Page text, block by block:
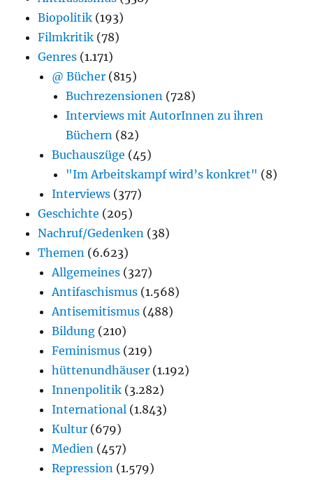
Biopolitik (193)
Filmkritik (78)
Genres (1.171)
@ Bücher (815)
Buchrezensionen (728)
Interviews mit AutorInnen zu ihren
Büchern (82)
Buchauszüge (45)
"Im Arbeitskampf wird’s konkret" (8)
Interviews (377)
Geschichte (205)
Nachruf/Gedenken (38)
Themen (6.623)
Allgemeines (327)
Antifaschismus (1.568)
Antisemitismus (488)
Bildung (210)
Feminismus (219)
hüttenundhäuser (1.192)
Innenpolitik (3.282)
International (1.843)
Kultur (679)
Medien (457)
Repression (1.579)